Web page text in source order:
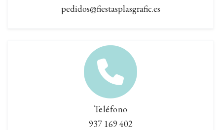
pedidos@fiestasplasgrafic.es
Teléfono
937 169 402